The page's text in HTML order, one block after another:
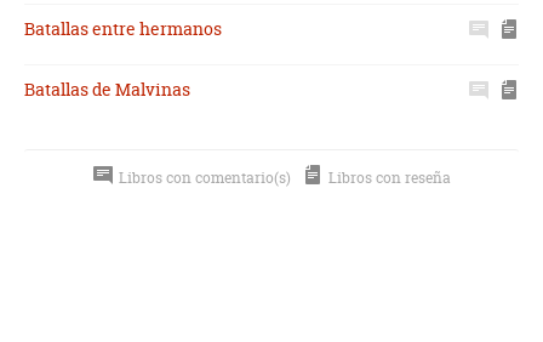
Batallas entre hermanos
Batallas de Malvinas
Libros con comentario(s) Libros con reseña